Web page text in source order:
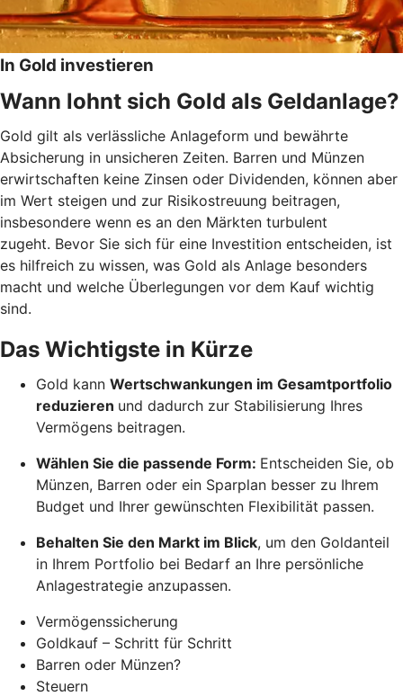
In Gold investieren
Wann lohnt sich Gold als Geldanlage?
Gold gilt als verlässliche Anlageform und bewährte
Absicherung in unsicheren Zeiten. Barren und Münzen
erwirtschaften keine Zinsen oder Dividenden, können aber
im Wert steigen und zur Risikostreuung beitragen,
insbesondere wenn es an den Märkten turbulent
zugeht. Bevor Sie sich für eine Investition entscheiden, ist
es hilfreich zu wissen, was Gold als Anlage besonders
macht und welche Überlegungen vor dem Kauf wichtig
sind.
Das Wichtigste in Kürze
Gold kann Wertschwankungen im Gesamtportfolio
reduzieren und dadurch zur Stabilisierung Ihres
Vermögens beitragen.
Wählen Sie die passende Form: Entscheiden Sie, ob
Münzen, Barren oder ein Sparplan besser zu Ihrem
Budget und Ihrer gewünschten Flexibilität passen.
Behalten Sie den Markt im Blick, um den Goldanteil
in Ihrem Portfolio bei Bedarf an Ihre persönliche
Anlagestrategie anzupassen.
Vermögenssicherung
Goldkauf – Schritt für Schritt
Barren oder Münzen?
Steuern